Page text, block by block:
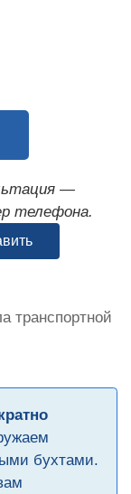
—
телефона.
транспортной
бухтами.